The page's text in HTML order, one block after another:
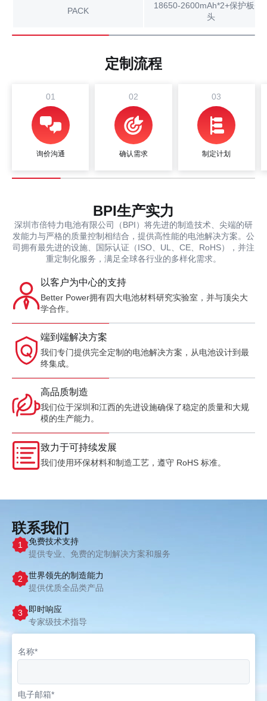
PACK
18650-2600mAh*2+保护板+插
头
定制流程
01
询价沟通
02
确认需求
03
制定计划
BPI生产实力
深圳市倍特力电池有限公司（BPI）将先进的制造技术、尖端的研
发能力与严格的质量控制相结合，提供高性能的电池解决方案。公
司拥有最先进的设施、国际认证（ISO、UL、CE、RoHS），并注
重定制化服务，满足全球各行业的多样化需求。
以客户为中心的支持
Better Power拥有四大电池材料研究实验室，并与顶尖大
学合作。
端到端解决方案
我们专门提供完全定制的电池解决方案，从电池设计到最
终集成。
高品质制造
我们位于深圳和江西的先进设施确保了稳定的质量和大规
模的生产能力。
致力于可持续发展
我们使用环保材料和制造工艺，遵守 RoHS 标准。
联系我们
1
免费技术支持
提供专业、免费的定制解决方案和服务
2
世界领先的制造能力
提供优质全品类产品
3
即时响应
专家级技术指导
名称*
电子邮箱*